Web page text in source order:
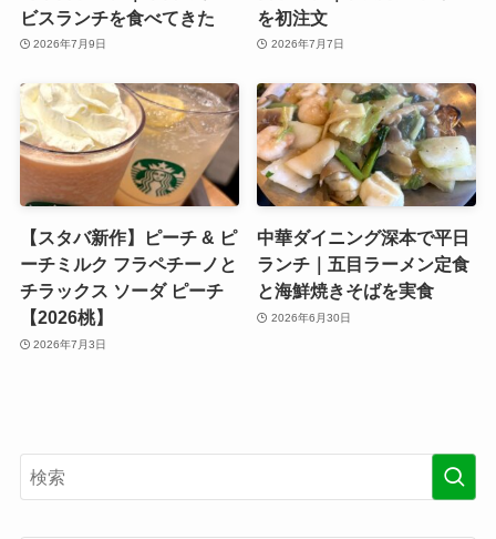
ビスランチを食べてきた
2026年7月9日
を初注文
2026年7月7日
【スタバ新作】ピーチ & ピ
ーチミルク フラペチーノと
チラックス ソーダ ピーチ
【2026桃】
2026年7月3日
中華ダイニング深本で平日
ランチ｜五目ラーメン定食
と海鮮焼きそばを実食
2026年6月30日